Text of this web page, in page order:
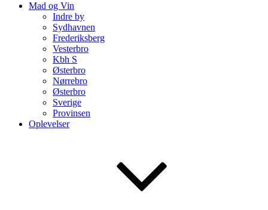
Mad og Vin
Indre by
Sydhavnen
Frederiksberg
Vesterbro
Kbh S
Østerbro
Nørrebro
Østerbro
Sverige
Provinsen
Oplevelser